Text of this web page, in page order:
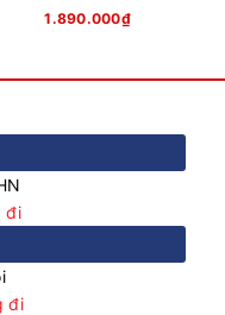
toàn
1.890.000₫
đi
đi